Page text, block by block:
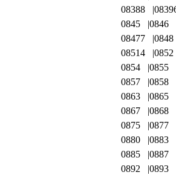
08388
0845
0846
08477
0848
08514
0852
0854
0855
0857
0858
0863
0865
0867
0868
0875
0877
0880
0883
0885
0887
0892
0893